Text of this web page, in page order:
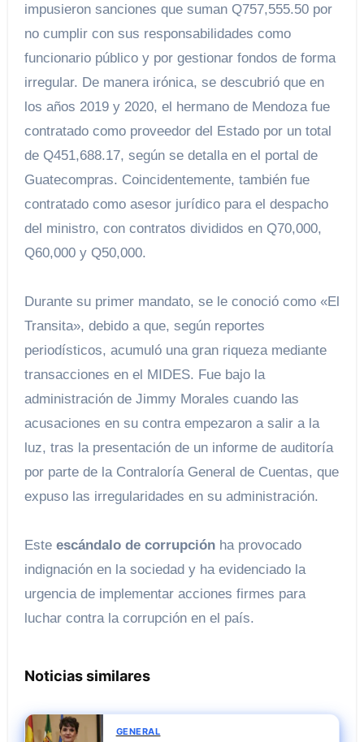
impusieron sanciones que suman Q757,555.50 por
no cumplir con sus responsabilidades como
funcionario público y por gestionar fondos de forma
irregular. De manera irónica, se descubrió que en
los años 2019 y 2020, el hermano de Mendoza fue
contratado como proveedor del Estado por un total
de Q451,688.17, según se detalla en el portal de
Guatecompras. Coincidentemente, también fue
contratado como asesor jurídico para el despacho
del ministro, con contratos divididos en Q70,000,
Q60,000 y Q50,000.
Durante su primer mandato, se le conoció como «El
Transita», debido a que, según reportes
periodísticos, acumuló una gran riqueza mediante
transacciones en el MIDES. Fue bajo la
administración de Jimmy Morales cuando las
acusaciones en su contra empezaron a salir a la
luz, tras la presentación de un informe de auditoría
por parte de la Contraloría General de Cuentas, que
expuso las irregularidades en su administración.
Este escándalo de corrupciónha provocado
indignación en la sociedad y ha evidenciado la
urgencia de implementar acciones firmes para
luchar contra la corrupción en el país.
Noticias similares
GENERAL